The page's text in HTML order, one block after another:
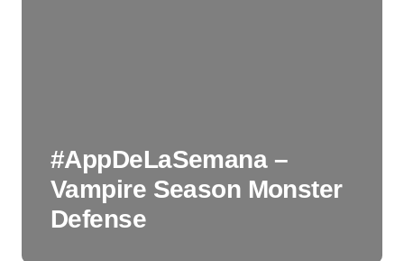
#AppDeLaSemana –
Vampire Season Monster
Defense